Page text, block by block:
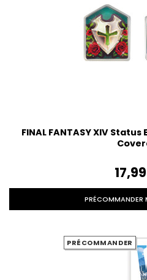
FINAL FANTASY XIV
PRÉCOMMANDER
PRÉCOMMANDER